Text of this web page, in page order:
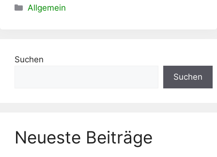
Kategorien
Allgemein
Suchen
Suchen
Neueste Beiträge